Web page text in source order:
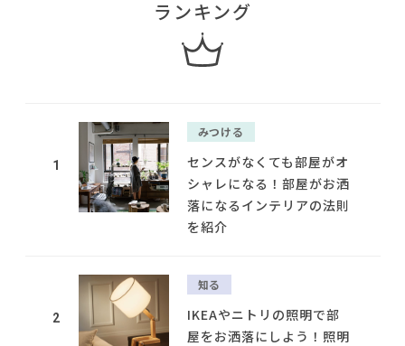
ランキング
1
みつける
センスがなくても部屋がオ
シャレになる！部屋がお洒
落になるインテリアの法則
を紹介
2
知る
IKEAやニトリの照明で部
屋をお洒落にしよう！照明